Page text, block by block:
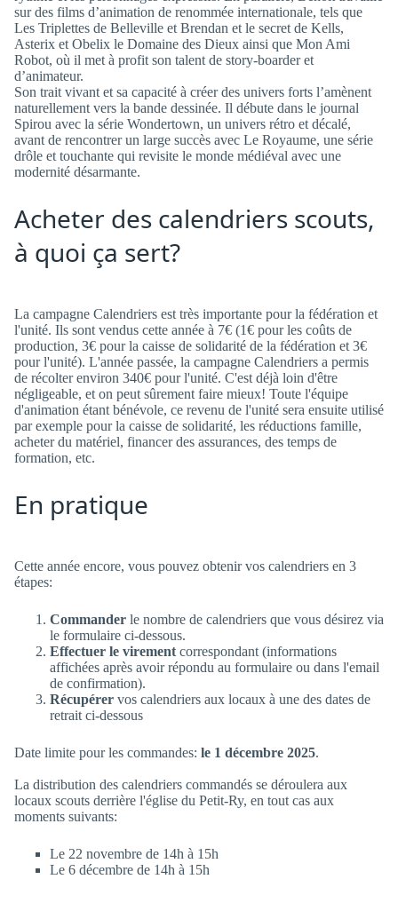
sur des films d’animation de renommée internationale, tels que
Les Triplettes de Belleville et Brendan et le secret de Kells,
Asterix et Obelix le Domaine des Dieux ainsi que Mon Ami
Robot, où il met à profit son talent de story-boarder et
d’animateur.
Son trait vivant et sa capacité à créer des univers forts l’amènent
naturellement vers la bande dessinée. Il débute dans le journal
Spirou avec la série Wondertown, un univers rétro et décalé,
avant de rencontrer un large succès avec Le Royaume, une série
drôle et touchante qui revisite le monde médiéval avec une
modernité désarmante.
Acheter des calendriers scouts,
à quoi ça sert?
La campagne Calendriers est très importante pour la fédération et
l'unité. Ils sont vendus cette année à 7€ (1€ pour les coûts de
production, 3€ pour la caisse de solidarité de la fédération et 3€
pour l'unité). L'année passée, la campagne Calendriers a permis
de récolter environ 340€ pour l'unité. C'est déjà loin d'être
négligeable, et on peut sûrement faire mieux! Toute l'équipe
d'animation étant bénévole, ce revenu de l'unité sera ensuite utilisé
par exemple pour la caisse de solidarité, les réductions famille,
acheter du matériel, financer des assurances, des temps de
formation, etc.
En pratique
Cette année encore, vous pouvez obtenir vos calendriers en 3
étapes:
Commander le nombre de calendriers que vous désirez via
le formulaire ci-dessous.
Effectuer le virement correspondant (informations
affichées après avoir répondu au formulaire ou dans l'email
de confirmation).
Récupérer vos calendriers aux locaux à une des dates de
retrait ci-dessous
Date limite pour les commandes: le 1 décembre 2025.
La distribution des calendriers commandés se déroulera aux
locaux scouts derrière l'église du Petit-Ry, en tout cas aux
moments suivants:
Le 22 novembre de 14h à 15h
Le 6 décembre de 14h à 15h